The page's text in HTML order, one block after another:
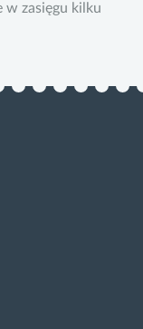
w zasięgu kilku